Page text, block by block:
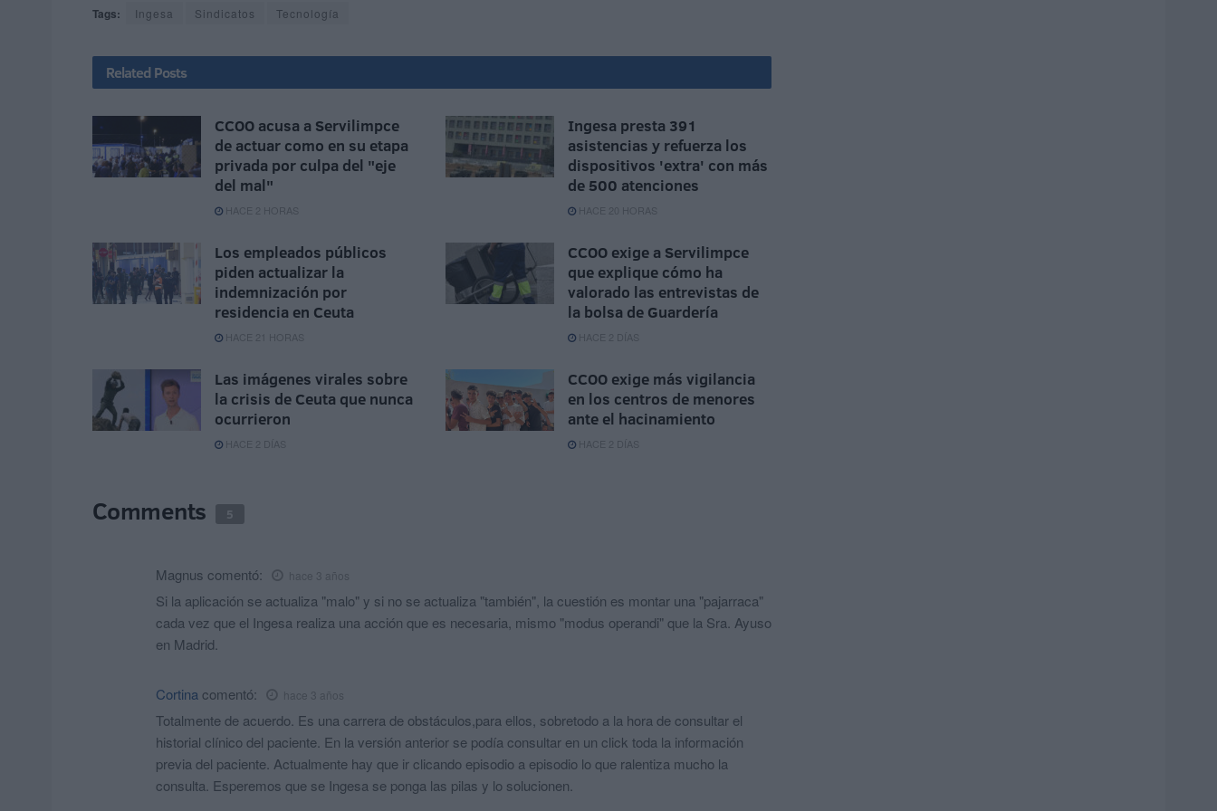
Tags: Ingesa Sindicatos Tecnología
Related Posts
CCOO acusa a Servilimpce
de actuar como en su etapa
privada por culpa del "eje
del mal"
HACE 2 HORAS
Ingesa presta 391
asistencias y refuerza los
dispositivos 'extra' con más
de 500 atenciones
HACE 20 HORAS
Los empleados públicos
piden actualizar la
indemnización por
residencia en Ceuta
HACE 21 HORAS
CCOO exige a Servilimpce
que explique cómo ha
valorado las entrevistas de
la bolsa de Guardería
HACE 2 DÍAS
Las imágenes virales sobre
la crisis de Ceuta que nunca
ocurrieron
HACE 2 DÍAS
CCOO exige más vigilancia
en los centros de menores
ante el hacinamiento
HACE 2 DÍAS
Comments 5
Magnus comentó: hace 3 años
Si la aplicación se actualiza "malo" y si no se actualiza "también", la cuestión es montar una "pajarraca"
cada vez que el Ingesa realiza una acción que es necesaria, mismo "modus operandi" que la Sra. Ayuso
en Madrid.
Cortina comentó: hace 3 años
Totalmente de acuerdo. Es una carrera de obstáculos,para ellos, sobretodo a la hora de consultar el
historial clínico del paciente. En la versión anterior se podía consultar en un click toda la información
previa del paciente. Actualmente hay que ir clicando episodio a episodio lo que ralentiza mucho la
consulta. Esperemos que se Ingesa se ponga las pilas y lo solucionen.